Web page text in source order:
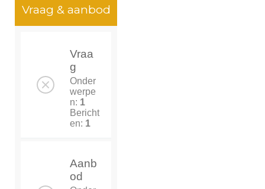
Vraag & aanbod
Vraa
g
Onder
werpe
n: 1
Bericht
en: 1
Aanb
od